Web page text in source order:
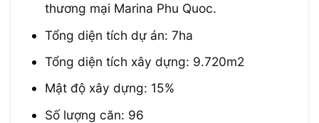
thương mại Marina Phu Quoc.
Tổng diện tích dự án: 7ha
Tổng diện tích xây dựng: 9.720m2
Mật độ xây dựng: 15%
Số lượng căn: 96